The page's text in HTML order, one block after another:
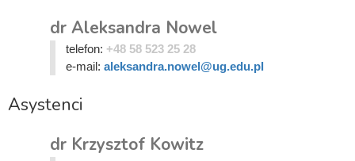
dr Aleksandra Nowel
telefon: +48 58 523 25 28
e-mail: aleksandra.nowel@ug.edu.pl
Asystenci
dr Krzysztof Kowitz